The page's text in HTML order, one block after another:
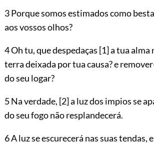
3 Porque somos estimados como
aos vossos olhos?
4 Oh tu, que despedaças [1]a tua alma
terra deixada por tua causa? e
do seu logar?
5 Na verdade, [2]a luz dos impios se
do seu fogo não resplandecerá.
6 A luz se escurecerá nas suas tendas,